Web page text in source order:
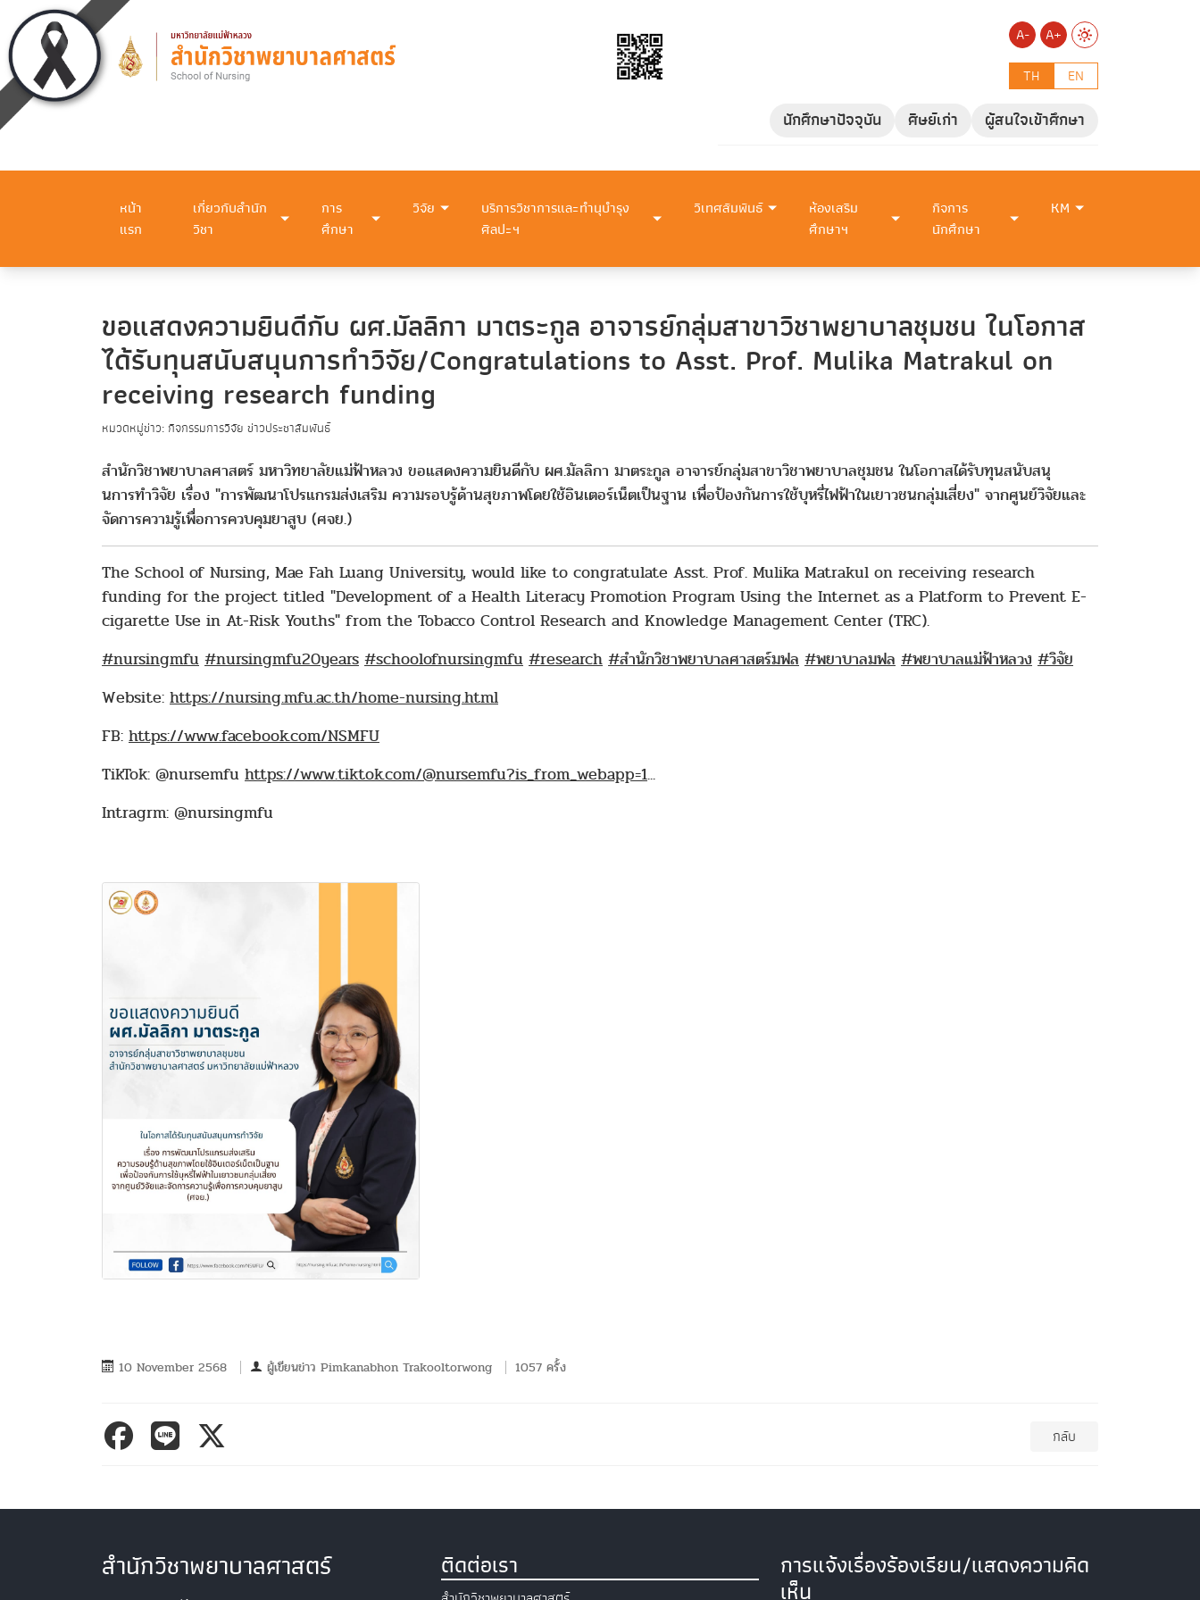
A-
A+
TH
EN
นักศึกษาปัจจุบัน ศิษย์เก่า ผู้สนใจเข้าศึกษา
หน้า
แรก
เกี่ยวกับสำนัก
วิชา
การ
ศึกษา
วิจัย
บริการวิชาการและทำนุบำรุง
ศิลปะฯ
วิเทศสัมพันธ์
ห้องเสริม
ศึกษาฯ
กิจการ
นักศึกษา
KM
ขอแสดงความยินดีกับ ผศ.มัลลิกา มาตระกูล อาจารย์กลุ่มสาขาวิชาพยาบาลชุมชน ในโอกาส
ได้รับทุนสนับสนุนการทําวิจัย/Congratulations to Asst. Prof. Mulika Matrakul on
receiving research funding
หมวดหมู่ข่าว: กิจกรรมการวิจัย ข่าวประชาสัมพันธ์
สำนักวิชาพยาบาลศาสตร์ มหาวิทยาลัยแม่ฟ้าหลวง ขอแสดงความยินดีกับ ผศ.มัลลิกา มาตระกูล อาจารย์กลุ่มสาขาวิชาพยาบาลชุมชน ในโอกาสได้รับทุนสนับสนุ
นการทําวิจัย เรื่อง "การพัฒนาโปรแกรมส่งเสริม ความรอบรู้ด้านสุขภาพโดยใช้อินเตอร์เน็ตเป็นฐาน เพื่อป้องกันการใช้บุหรี่ไฟฟ้าในเยาวชนกลุ่มเสี่ยง" จากศูนย์วิจัยและ
จัดการความรู้เพื่อการควบคุมยาสูบ (ศจย.)
The School of Nursing, Mae Fah Luang University, would like to congratulate Asst. Prof. Mulika Matrakul on receiving research
funding for the project titled "Development of a Health Literacy Promotion Program Using the Internet as a Platform to Prevent E-
cigarette Use in At-Risk Youths" from the Tobacco Control Research and Knowledge Management Center (TRC).
#nursingmfu #nursingmfu20years #schoolofnursingmfu #research #สำนักวิชาพยาบาลศาสตร์มฟล #พยาบาลมฟล #พยาบาลแม่ฟ้าหลวง #วิจัย
Website: https://nursing.mfu.ac.th/home-nursing.html
FB: https://www.facebook.com/NSMFU
TikTok: @nursemfu https://www.tiktok.com/@nursemfu?is_from_webapp=1...
Intragrm: @nursingmfu
10 November 2568 ผู้เขียนข่าว Pimkanabhon Trakooltorwong 1057 ครั้ง
กลับ
สำนักวิชาพยาบาลศาสตร์ ติดต่อเรา การแจ้งเรื่องร้องเรียน/แสดงความคิด
เห็น